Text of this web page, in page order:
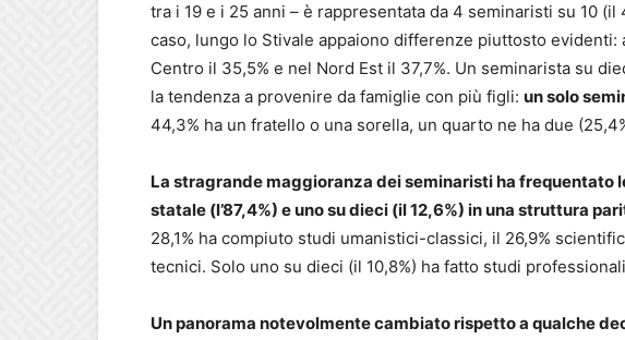
tra i 19 e i 25 anni – è rappresentata da 4 seminaristi su 10
caso, lungo lo Stivale appaiono differenze piuttosto evidenti:
Centro il 35,5% e nel Nord Est il 37,7%. Un seminarista su
la tendenza a provenire da famiglie con più figli: un solo
44,3% ha un fratello o una sorella, un quarto ne ha due
La stragrande maggioranza dei seminaristi ha frequentato
statale (l’87,4%) e uno su dieci (il 12,6%) in una struttura
28,1% ha compiuto studi umanistici-classici, il 26,9%
tecnici. Solo uno su dieci (il 10,8%) ha fatto studi
Un panorama notevolmente cambiato rispetto a qualche